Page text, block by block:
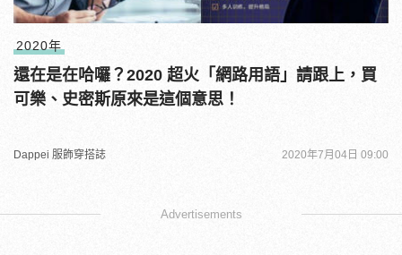
2020年
還在是在哈囉？2020 超火「網路用語」請跟上，買
可樂、史密斯原來是這個意思！
Dappei 服飾穿搭誌 2020年7月04日 09:00
Advertisements